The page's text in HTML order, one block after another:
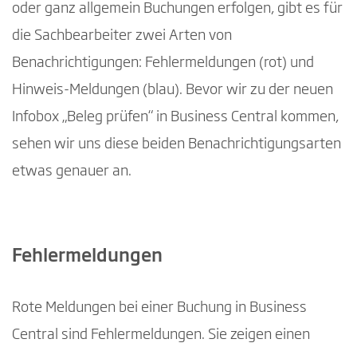
oder ganz allgemein Buchungen erfolgen, gibt es für
die Sachbearbeiter zwei Arten von
Benachrichtigungen: Fehlermeldungen (rot) und
Hinweis-Meldungen (blau). Bevor wir zu der neuen
Infobox „Beleg prüfen“ in Business Central kommen,
sehen wir uns diese beiden Benachrichtigungsarten
etwas genauer an.
Fehlermeldungen
Rote Meldungen bei einer Buchung in Business
Central sind Fehlermeldungen. Sie zeigen einen